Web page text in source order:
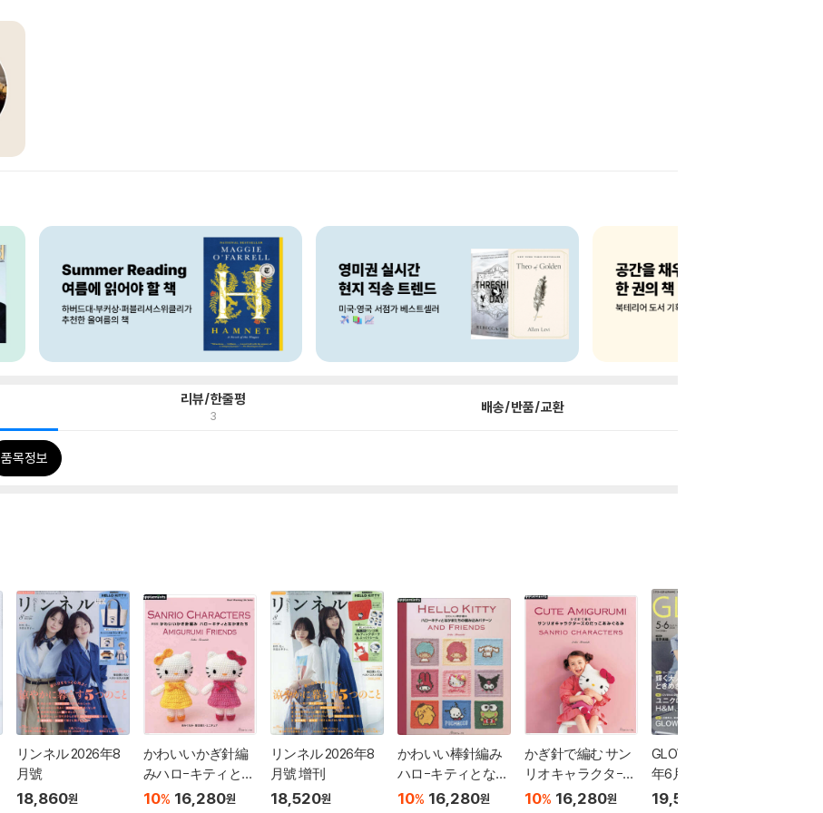
리뷰/한줄평
3 배송/반품/교환
품목정보
リンネル 2026年8
月號
18,860원
かわいいかぎ針編
みハロ-キティとな
かまたち 新裝版
10% 16,280원
リンネル 2026年8
月號 增刊
18,520원
かわいい棒針編み
ハロ-キティとなか
またちの編みこみ
10% 16,280원
かぎ針で編む サン
リオキャラクタ-ズ
のだっこあみぐる
10% 16,280원
GLOW(グロ-) 2026
年6月號
19,510